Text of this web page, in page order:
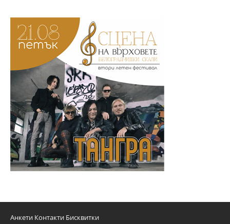
Анкети Контакти Бисквитки